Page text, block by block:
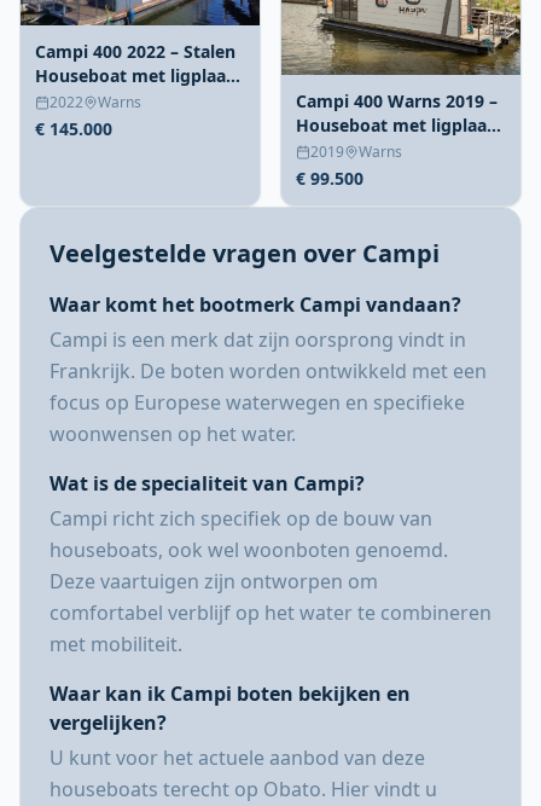
Campi 400 2022 – Stalen
Houseboat met ligplaats
Warns
2022 Warns
€ 145.000
Campi 400 Warns 2019 –
Houseboat met ligplaats
en steiger
2019 Warns
€ 99.500
Veelgestelde vragen over Campi
Waar komt het bootmerk Campi vandaan?
Campi is een merk dat zijn oorsprong vindt in
Frankrijk. De boten worden ontwikkeld met een
focus op Europese waterwegen en specifieke
woonwensen op het water.
Wat is de specialiteit van Campi?
Campi richt zich specifiek op de bouw van
houseboats, ook wel woonboten genoemd.
Deze vaartuigen zijn ontworpen om
comfortabel verblijf op het water te combineren
met mobiliteit.
Waar kan ik Campi boten bekijken en
vergelijken?
U kunt voor het actuele aanbod van deze
houseboats terecht op Obato. Hier vindt u